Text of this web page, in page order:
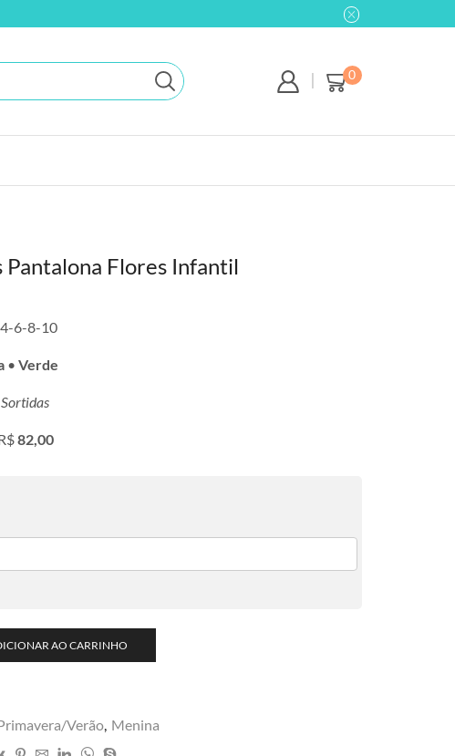
0
Pantalona Flores Infantil
4-6-8-10
• Verde
82,00
AO CARRINHO
Verão, Menina